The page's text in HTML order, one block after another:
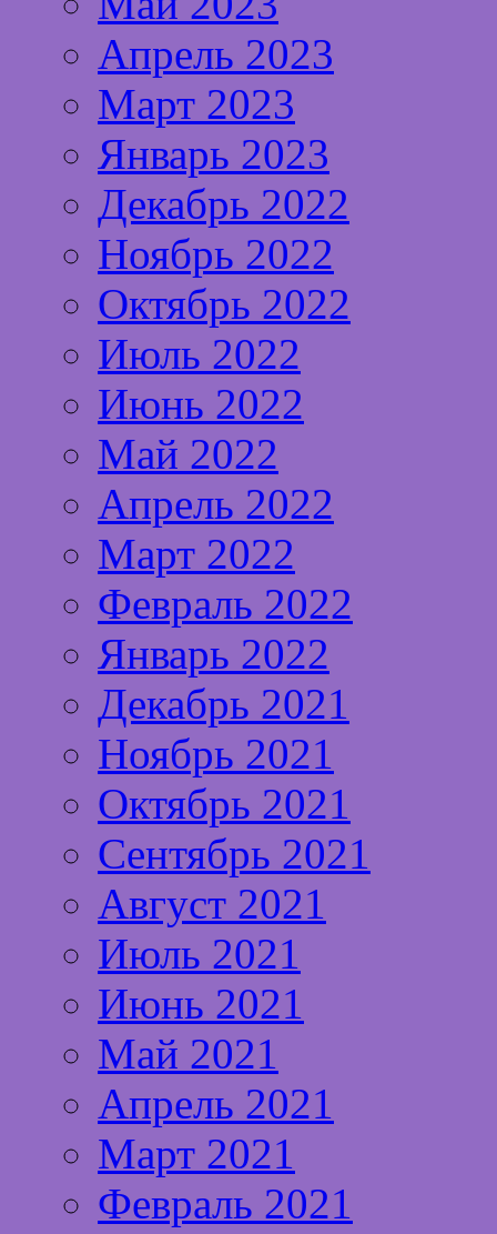
Апрель 2023
Март 2023
Январь 2023
Декабрь 2022
Ноябрь 2022
Октябрь 2022
Июль 2022
Июнь 2022
Май 2022
Апрель 2022
Март 2022
Февраль 2022
Январь 2022
Декабрь 2021
Ноябрь 2021
Октябрь 2021
Сентябрь 2021
Август 2021
Июль 2021
Июнь 2021
Май 2021
Апрель 2021
Март 2021
Февраль 2021